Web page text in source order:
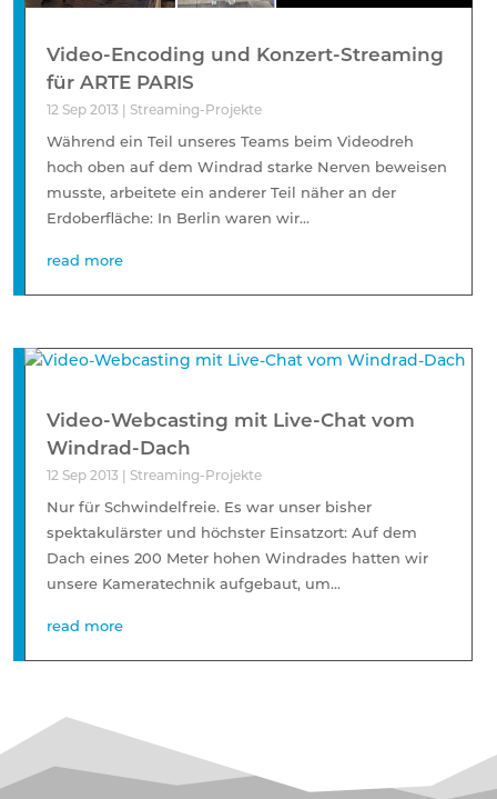
Video-Encoding und Konzert-Streaming
für ARTE PARIS
12 Sep 2013 | Streaming-Projekte
Während ein Teil unseres Teams beim Videodreh
hoch oben auf dem Windrad starke Nerven beweisen
musste, arbeitete ein anderer Teil näher an der
Erdoberfläche: In Berlin waren wir...
read more
Video-Webcasting mit Live-Chat vom
Windrad-Dach
12 Sep 2013 | Streaming-Projekte
Nur für Schwindelfreie. Es war unser bisher
spektakulärster und höchster Einsatzort: Auf dem
Dach eines 200 Meter hohen Windrades hatten wir
unsere Kameratechnik aufgebaut, um...
read more